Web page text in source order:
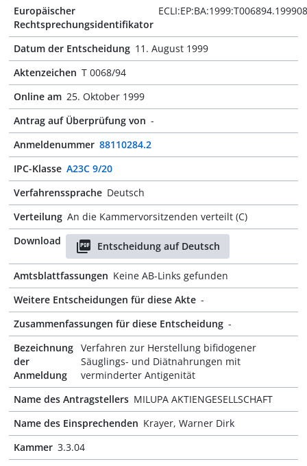
Europäischer
Rechtsprechungsidentifikator
Datum der Entscheidung 11. August 1999
Aktenzeichen T 0068/94
Online am 25. Oktober 1999
Antrag auf Überprüfung von -
Anmeldenummer 88110284.2
IPC-Klasse A23C 9/20
Verfahrenssprache Deutsch
Verteilung An die Kammervorsitzenden verteilt (C)
Download
Entscheidung auf Deutsch
Amtsblattfassungen Keine AB-Links gefunden
Weitere Entscheidungen für diese Akte -
Zusammenfassungen für diese Entscheidung -
Bezeichnung
der
Anmeldung
Verfahren zur Herstellung bifidogener
Säuglings- und Diätnahrungen mit
verminderter Antigenität
Name des Antragstellers MILUPA AKTIENGESELLSCHAFT
Name des Einsprechenden Krayer, Warner Dirk
Kammer 3.3.04